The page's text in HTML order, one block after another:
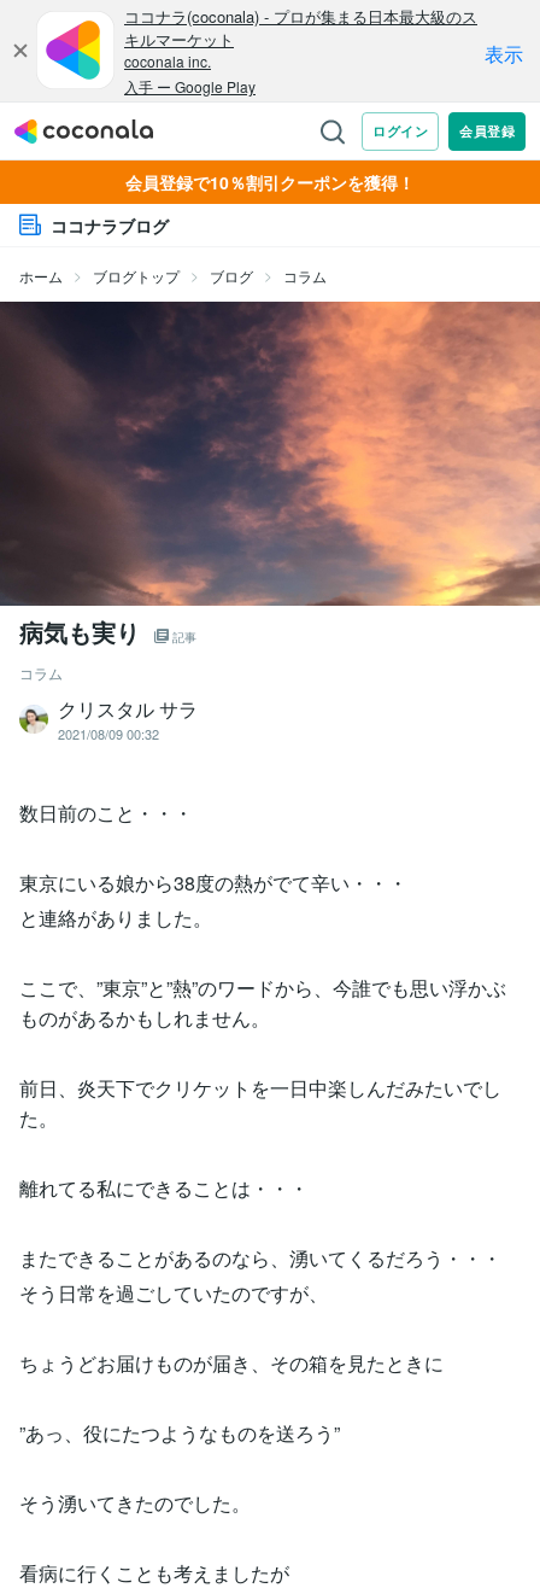
会員登録で10％割引クーポンを獲得！
ココナラブログ
ホーム ブログトップ ブログ コラム
病気も実り 記事
コラム
クリスタル サラ
2021/08/09 00:32
数日前のこと・・・
東京にいる娘から38度の熱がでて辛い・・・
と連絡がありました。
ここで、”東京”と”熱”のワードから、今誰でも思い浮かぶ
ものがあるかもしれません。
前日、炎天下でクリケットを一日中楽しんだみたいでし
た。
離れてる私にできることは・・・
またできることがあるのなら、湧いてくるだろう・・・
そう日常を過ごしていたのですが、
ちょうどお届けものが届き、その箱を見たときに
”あっ、役にたつようなものを送ろう”
そう湧いてきたのでした。
看病に行くことも考えましたが